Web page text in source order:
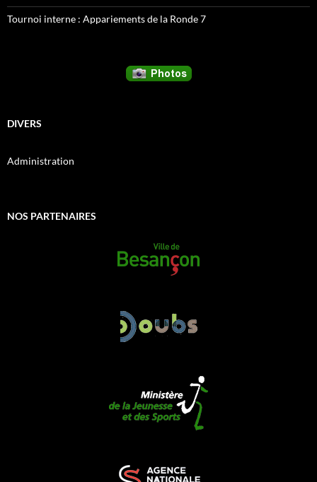
Tournoi interne : Appariements de la Ronde 7
DIVERS
Administration
NOS PARTENAIRES